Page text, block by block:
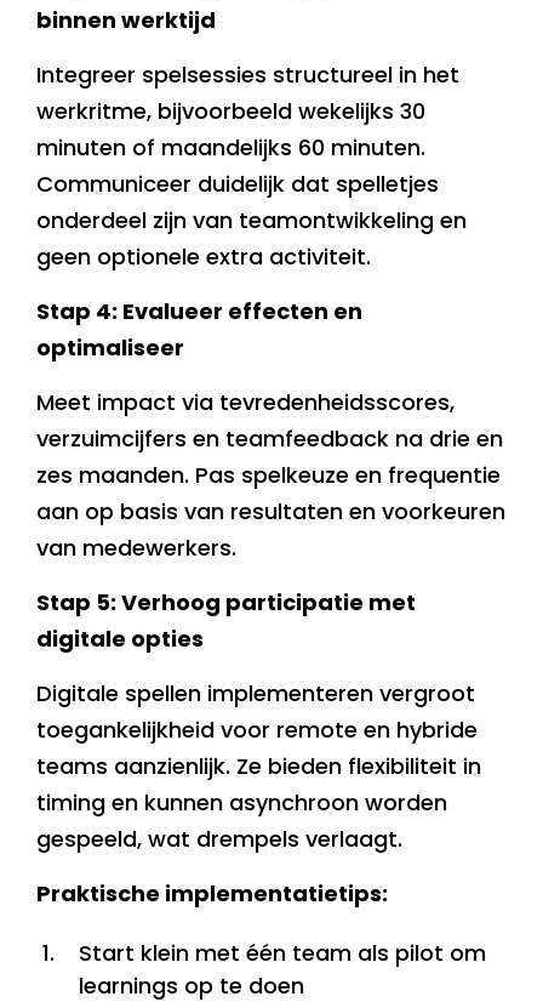
binnen werktijd
Integreer spelsessies structureel in het
werkritme, bijvoorbeeld wekelijks 30
minuten of maandelijks 60 minuten.
Communiceer duidelijk dat spelletjes
onderdeel zijn van teamontwikkeling en
geen optionele extra activiteit.
Stap 4: Evalueer effecten en
optimaliseer
Meet impact via tevredenheidsscores,
verzuimcijfers en teamfeedback na drie en
zes maanden. Pas spelkeuze en frequentie
aan op basis van resultaten en voorkeuren
van medewerkers.
Stap 5: Verhoog participatie met
digitale opties
Digitale spellen implementeren vergroot
toegankelijkheid voor remote en hybride
teams aanzienlijk. Ze bieden flexibiliteit in
timing en kunnen asynchroon worden
gespeeld, wat drempels verlaagt.
Praktische implementatietips:
Start klein met één team als pilot om
learnings op te doen